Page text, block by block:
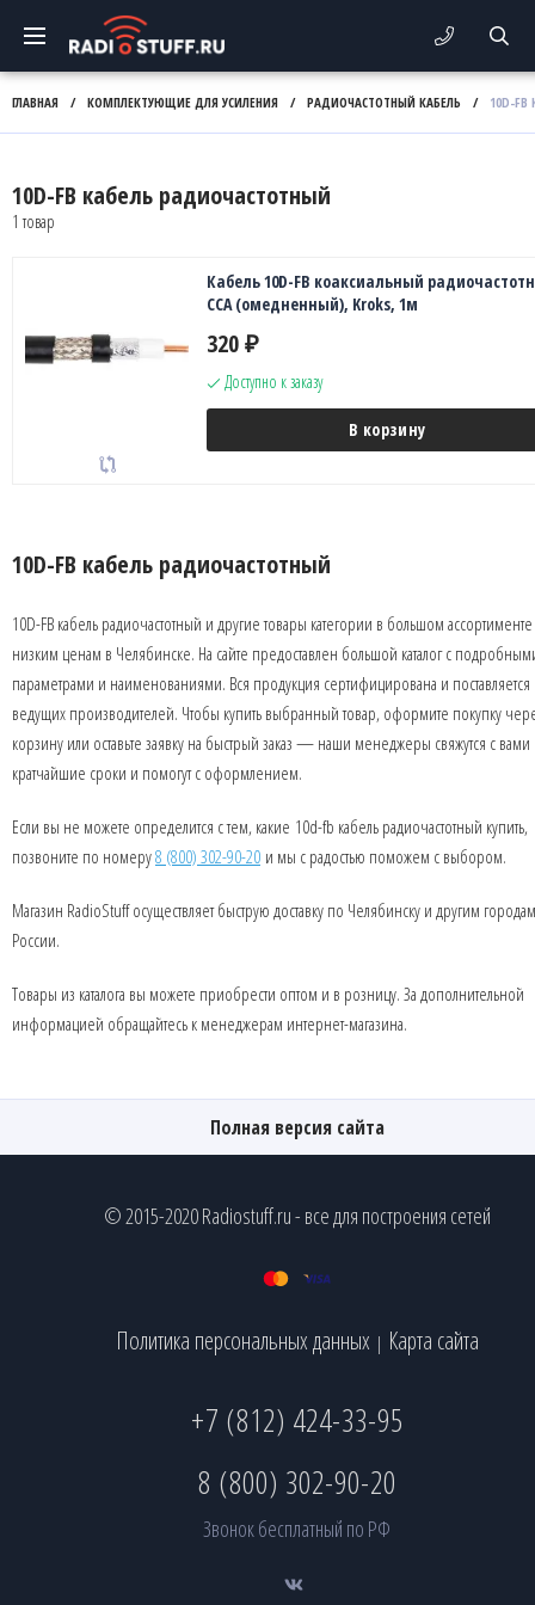
ГЛАВНАЯ / КОМПЛЕКТУЮЩИЕ ДЛЯ УСИЛЕНИЯ / РАДИОЧАСТОТНЫЙ КАБЕЛЬ / 10D-
10D-FB кабель радиочастотный
1 товар
Кабель 10D-FB коаксиальный
CCA (омедненный), Kroks, 1м
320 ₽
Доступно к заказу
В корзину
10D-FB кабель радиочастотный
10D-FB кабель радиочастотный и другие товары категории в большом
низким ценам в Челябинске. На сайте предоставлен большой каталог с
параметрами и наименованиями. Вся продукция сертифицирована и поставляется
ведущих производителей. Чтобы купить выбранный товар, оформите покупку
корзину или оставьте заявку на быстрый заказ — наши менеджеры свяжутся с вами
кратчайшие сроки и помогут с оформлением.
Если вы не можете определится с тем, какие 10d-fb кабель радиочастотный купить,
позвоните по номеру8 (800) 302-90-20 и мы с радостью поможем с выбором.
Магазин RadioStuff осуществляет быструю доставку по Челябинску и другим городам
России.
Товары из каталога вы можете приобрести оптом и в розницу. За дополнительной
информацией обращайтесь к менеджерам интернет-магазина.
Полная версия сайта
© 2015-2020 Radiostuff.ru - все для построения сетей
Политика персональных данных | Карта сайта
+7 (812) 424-33-95
8 (800) 302-90-20
Звонок бесплатный по РФ